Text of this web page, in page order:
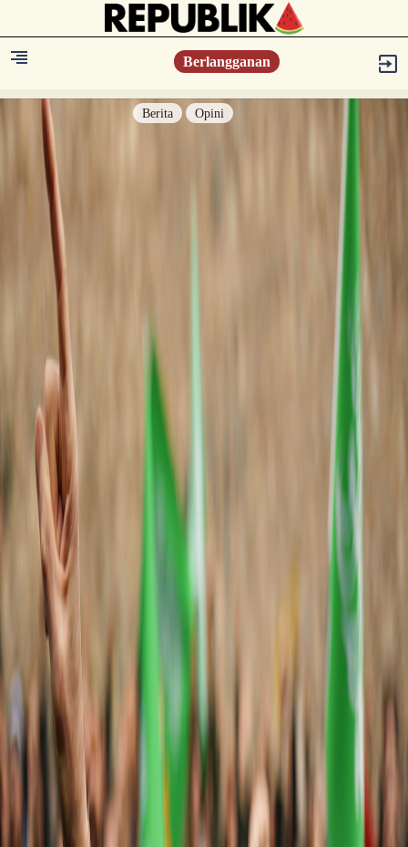
Berlangganan
Berita Opini
Berita
Islam Digest
Hikmah
Konsultasi Syariah
Resonansi
Sejarah
Lensa
Iqtishodia
Sastra
Literasi Umat